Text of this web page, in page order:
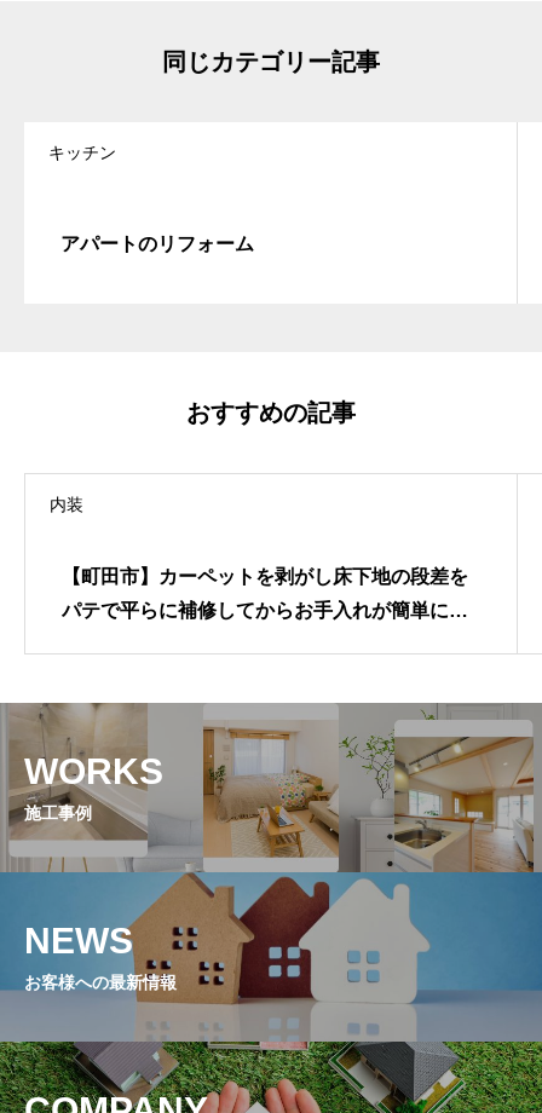
同じカテゴリー記事
キッチン
アパートのリフォーム
おすすめの記事
内装
【町田市】カーペットを剥がし床下地の段差を
パテで平らに補修してからお手入れが簡単にな
WORKS
施工事例
NEWS
お客様への最新情報